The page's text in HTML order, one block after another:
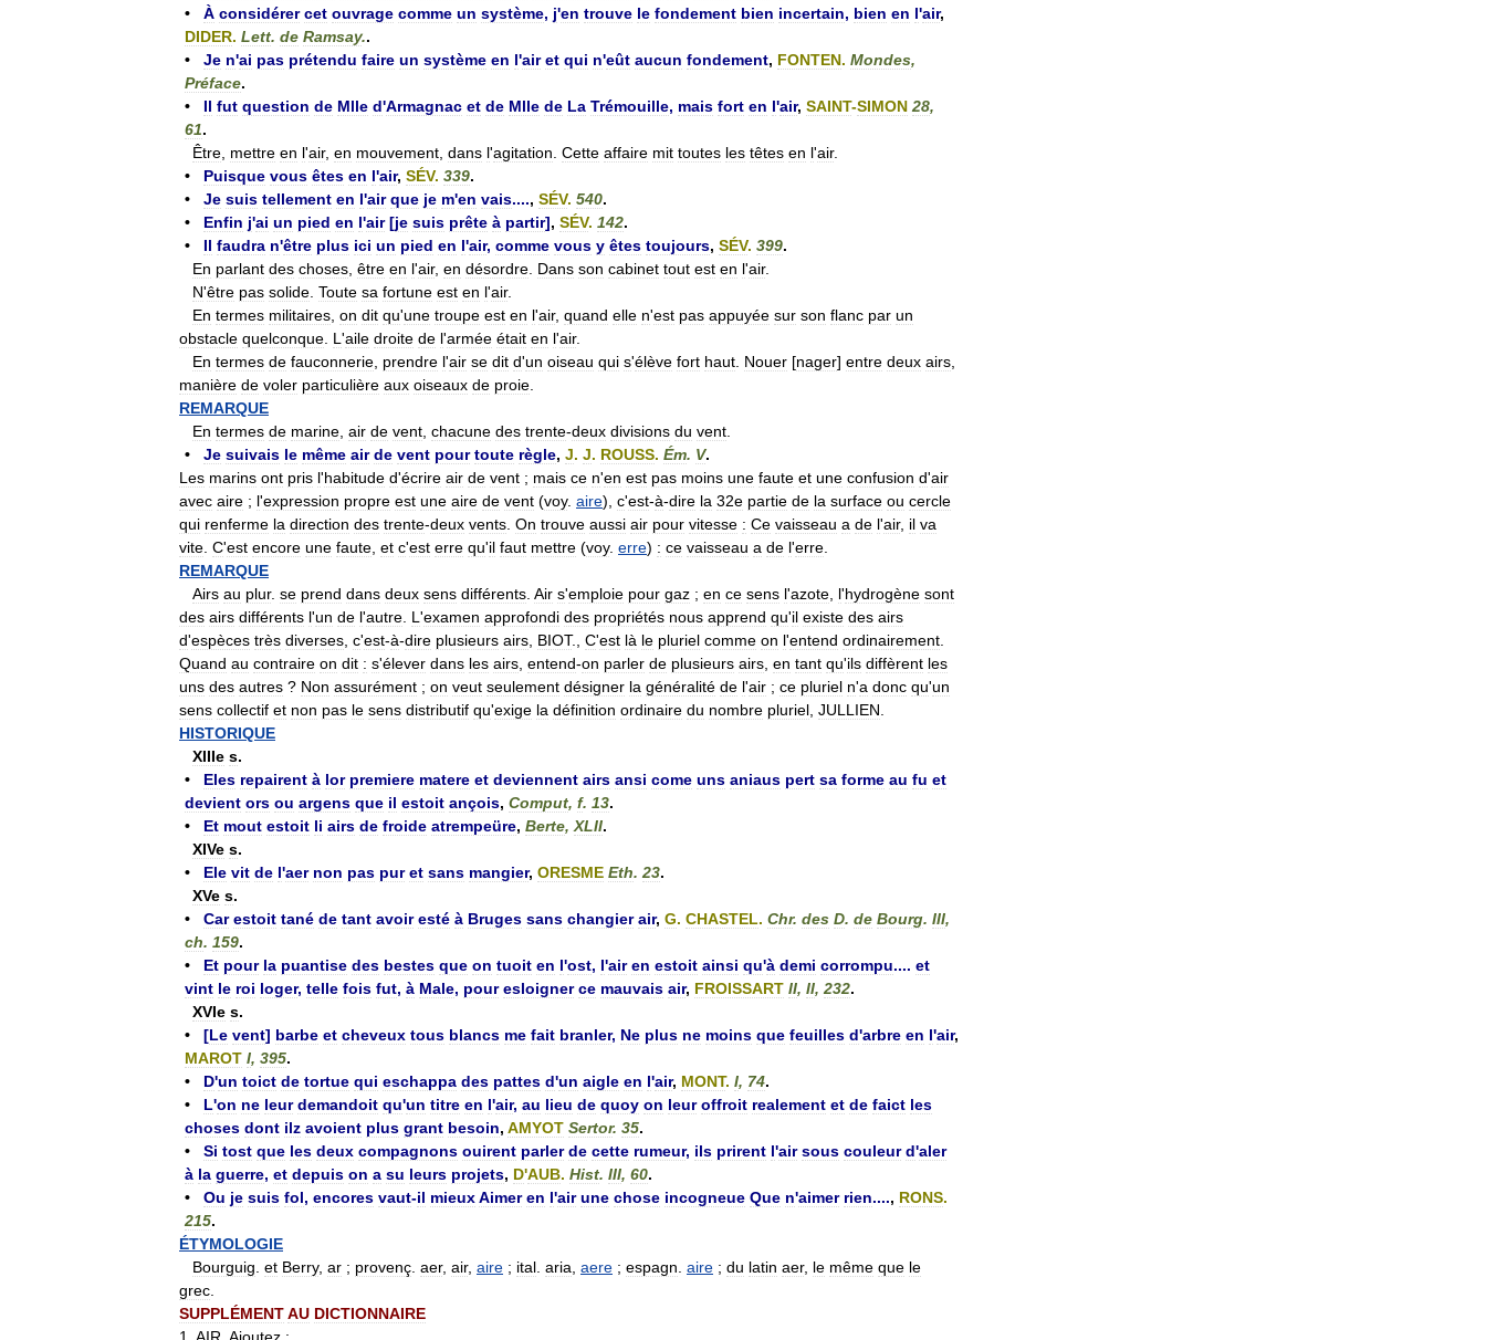
•
À considérer cet ouvrage comme un système, j'en trouve le fondement bien incertain, bien en l'air,
DIDER. Lett. de Ramsay..
•
Je n'ai pas prétendu faire un système en l'air et qui n'eût aucun fondement, FONTEN. Mondes,
Préface.
•
Il fut question de Mlle d'Armagnac et de Mlle de La Trémouille, mais fort en l'air, SAINT-SIMON 28,
61.
Être mettre en l'air, en mouvement dans l'agitation Cette affaire mit toutes les têtes en l'air.
•
Puisque vous êtes en l'air, SÉV. 339.
•
Je suis tellement en l'air que je m'en vais...., SÉV. 540.
•
Enfin j'ai un pied en l'air[je suis prête à partir], SÉV. 142.
•
Il faudra n'être plus ici un pied en l'air, comme vous y êtes toujours, SÉV. 399.
En parlant des choses être en l'air, en désordre Dans son cabinet tout est en l'air.
N'être pas solide Toute sa fortune est en l'air.
En termes militaires on dit qu'une troupe est en l'air, quand elle n'est pas appuyée sur son flanc par un
obstacle quelconque L 'aile droite de l'armée était en l'air.
En termes de fauconnerie prendre l'air se dit d'un oiseau qui s'élève fort haut Nouer [nager] entre deux airs
manière de voler particulière aux oiseaux de proie
REMARQUE
En termes de marine air de vent chacune des trente-deux divisions du vent
•
Je suivais le même air de vent pour toute règle, J. J. ROUSS. Ém. V.
Les marins ont pris l'habitude d'écrire air de vent ; mais ce n'en est pas moins une faute et une confusion d'air
avec aire ; l'expression propre est une aire de vent (voy. aire), c'est-à-dire la 32e partie de la surface ou cercle
qui renferme la direction des trente-deux vents On trouve aussi air pour vitesse : Ce vaisseau a de l'air, il va
vite C'est encore une faute et c'est erre qu'il faut mettre (voy. erre) : ce vaisseau a de l'erre
REMARQUE
Airs au plur. se prend dans deux sens différents Air s'emploie pour gaz ; en ce sens l'azote l'hydrogène sont
des airs différents l'un de l'autre L 'examen approfondi des propriétés nous apprend qu'il existe des airs
d'espèces très diverses c'est-à-dire plusieurs airs BIOT., C'est là le pluriel comme on l'entend ordinairement
Quand au contraire on dit : s'élever dans les airs entend-on parler de plusieurs airs en tant qu'ils diffèrent les
uns des autres ? Non assurément ; on veut seulement désigner la généralité de l'air ; ce pluriel n'a donc qu'un
sens collectif et non pas le sens distributif qu'exige la définition ordinaire du nombre pluriel JULLIEN
HISTORIQUE
XIIIe s.
•
Eles repairent à lor premiere matere et deviennent airs ansi come uns aniaus pert sa forme au fu et
devient ors ou argens que il estoit ançois, Comput, f. 13.
•
Et mout estoit li airs de froide atrempeüre, Berte, XLII.
XIVe s.
•
Ele vit de l'aer non pas pur et sans mangier, ORESME Eth. 23.
XVe s.
•
Car estoit tané de tant avoir esté à Bruges sans changier air, G. CHASTEL. Chr. des D. de Bourg. III,
ch. 159.
•
Et pour la puantise des bestes que on tuoit en l'ost, l'air en estoit ainsi qu'à demi corrompu.... et
vint le roi loger, telle fois fut, à Male, pour esloigner ce mauvais air, FROISSART II, II, 232.
XVIe s.
• [Le vent] barbe et cheveux tous blancs me fait branler, Ne plus ne moins que feuilles d'arbre en l'air,
MAROT I, 395.
•
D'un toict de tortue qui eschappa des pattes d'un aigle en l'air, MONT. I, 74.
•
L'on ne leur demandoit qu'un titre en l'air, au lieu de quoy on leur offroit realement et de faict les
choses dont ilz avoient plus grant besoin, AMYOT Sertor. 35.
•
Si tost que les deux compagnons ouirent parler de cette rumeur, ils prirent l'air sous couleur d'aler
à la guerre, et depuis on a su leurs projets, D'AUB. Hist. III, 60.
•
Ou je suis fol, encores vaut-il mieuxAimer en l'air une chose incogneue Que n'aimer rien...., RONS.
215.
ÉTYMOLOGIE
Bourguig et Berry, ar ; provenç aer, air, aire ; ital aria aere ; espagn aire ; du latin aer, le même que le
grec
SUPPLÉMENTAU DICTIONNAIRE